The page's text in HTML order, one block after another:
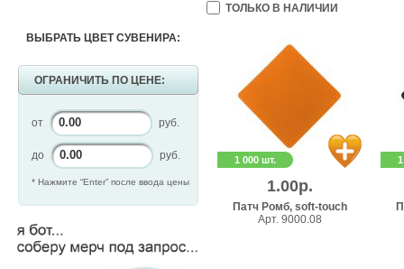
ВЫБРАТЬ ЦВЕТ СУВЕНИРА:
ОГРАНИЧИТЬ ПО ЦЕНЕ:
от руб.
до руб.
* Нажмите “Enter” после ввода цены
ТОЛЬКО В НАЛИЧИИ
1 000 шт.
1.00р.
Патч Ромб, soft-touch
Арт. 9000.08